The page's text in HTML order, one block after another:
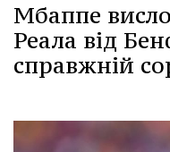
Мбаппе
Реала від
справжній